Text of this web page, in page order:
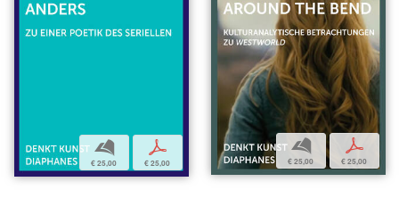
b
€ 25,00
p
€ 25,00
b
€ 25,00
p
€ 25,00